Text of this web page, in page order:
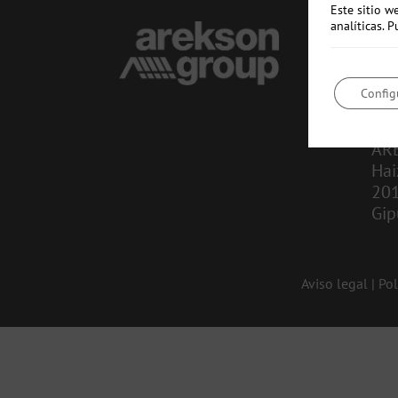
Aviso legal |
Este sitio
analíticas.